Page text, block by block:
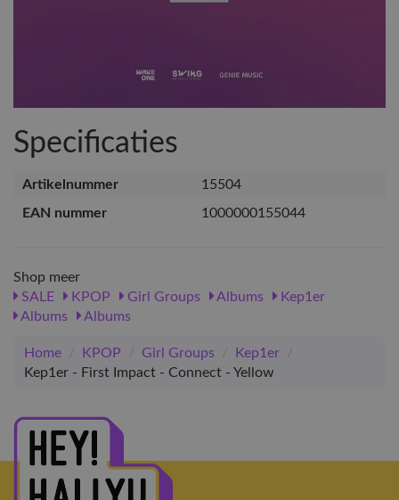
Specificaties
Artikelnummer
15504
EAN nummer
1000000155044
Shop meer
SALE
KPOP Girl Groups Albums
Kep1er
Albums
Albums
Home / KPOP / Girl Groups / Kep1er
/
Kep1er - First Impact - Connect - Yellow